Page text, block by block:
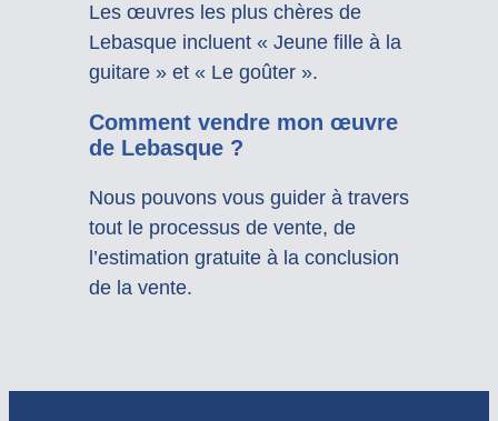
Les œuvres les plus chères de
Lebasque incluent « Jeune fille à la
guitare » et « Le goûter ».
Comment vendre mon œuvre
de Lebasque ?
Nous pouvons vous guider à travers
tout le processus de vente, de
l’estimation gratuite à la conclusion
de la vente.